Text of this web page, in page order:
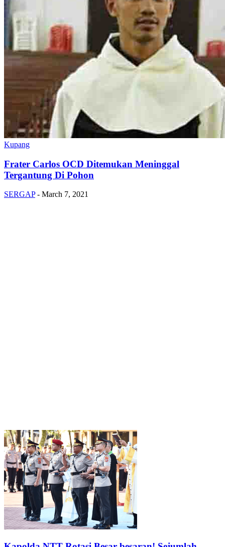
Kupang
Frater Carlos OCD Ditemukan Meninggal
Tergantung Di Pohon
SERGAP - March 7, 2021